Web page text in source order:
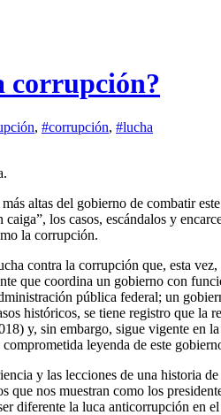
corrupción?
, #corrupción, #lucha
altas del gobierno de combatir
los casos, escándalos y
la corrupción.
contra la corrupción que, esta
que coordina un gobierno con
pública federal; un
históricos, se tiene registro que la
y, sin embargo, sigue vigente en
leyenda de este
y las lecciones de una historia
que nos muestran como los
diferente la luca anticorrupción en